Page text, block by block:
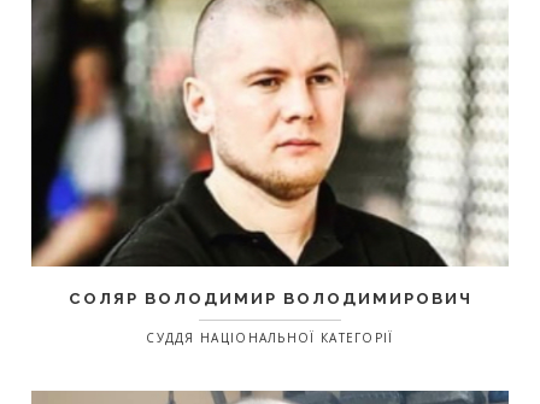
СОЛЯР ВОЛОДИМИР ВОЛОДИМИРОВИЧ
СУДДЯ НАЦІОНАЛЬНОЇ КАТЕГОРІЇ